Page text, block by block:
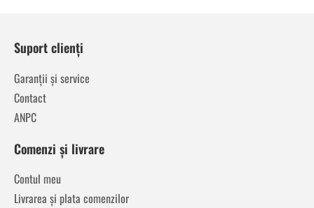
Suport clienți
Garanții și service
Contact
ANPC
Comenzi și livrare
Contul meu
Livrarea și plata comenzilor